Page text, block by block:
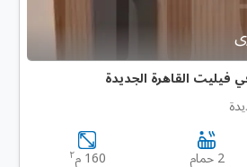
فيليت القاهرة الجديدة
2 حمام 160 م ٢